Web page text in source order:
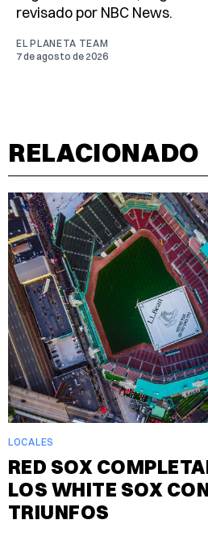
revisado por NBC News.
EL PLANETA TEAM
7 de agosto de 2026
RELACIONADO
LOCALES
RED SOX
LOS WHITE SOX
TRIUNFOS